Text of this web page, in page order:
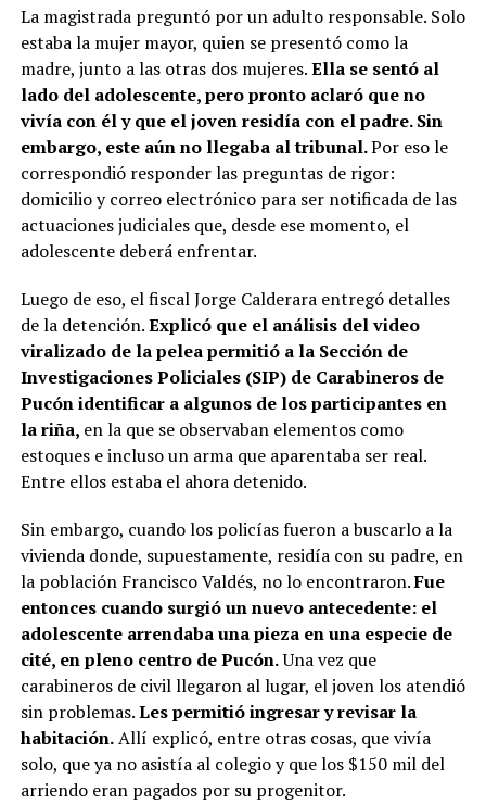
La magistrada preguntó por un adulto responsable. Solo
estaba la mujer mayor, quien se presentó como la
madre, junto a las otras dos mujeres.Ella se sentó al
lado del adolescente, pero pronto aclaró que no
vivía con él y que el joven residía con el padre. Sin
embargo, este aún no llegaba al tribunal.Por eso le
correspondió responder las preguntas de rigor:
domicilio y correo electrónico para ser notificada de las
actuaciones judiciales que, desde ese momento, el
adolescente deberá enfrentar.
Luego de eso, el fiscal Jorge Calderara entregó detalles
de la detención.Explicó que el análisis del video
viralizado de la pelea permitió a la Sección de
Investigaciones Policiales (SIP) de Carabineros de
Pucón identificar a algunos de los participantes en
la riña, en la que se observaban elementos como
estoques e incluso un arma que aparentaba ser real.
Entre ellos estaba el ahora detenido.
Sin embargo, cuando los policías fueron a buscarlo a la
vivienda donde, supuestamente, residía con su padre, en
la población Francisco Valdés, no lo encontraron.Fue
entonces cuando surgió un nuevo antecedente: el
adolescente arrendaba una pieza en una especie de
cité, en pleno centro de Pucón.Una vez que
carabineros de civil llegaron al lugar, el joven los atendió
sin problemas.Les permitió ingresar y revisar la
habitación.Allí explicó, entre otras cosas, que vivía
solo, que ya no asistía al colegio y que los $150 mil del
arriendo eran pagados por su progenitor.